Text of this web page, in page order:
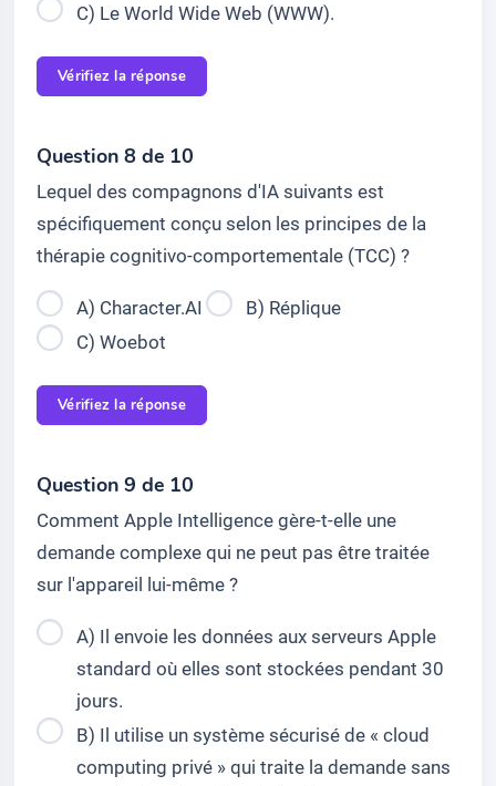
C) Le World Wide Web (WWW).
Vérifiez la réponse
Question 8 de 10
Lequel des compagnons d'IA suivants est
spécifiquement conçu selon les principes de la
thérapie cognitivo-comportementale (TCC) ?
A) Character.AI
B) Réplique
C) Woebot
Vérifiez la réponse
Question 9 de 10
Comment Apple Intelligence gère-t-elle une
demande complexe qui ne peut pas être traitée
sur l'appareil lui-même ?
A) Il envoie les données aux serveurs Apple
standard où elles sont stockées pendant 30
jours.
B) Il utilise un système sécurisé de « cloud
computing privé » qui traite la demande sans